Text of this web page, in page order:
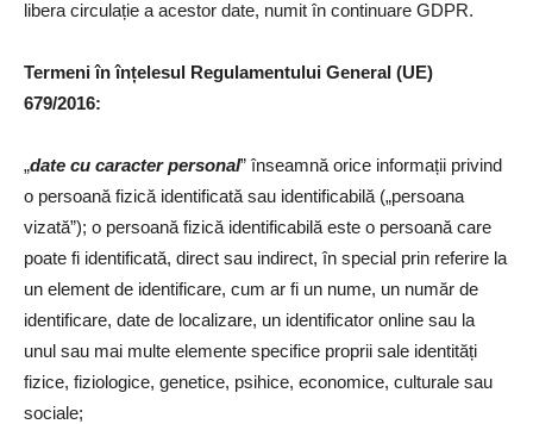
libera circulație a acestor date, numit în continuare GDPR.
Termeni în înțelesul Regulamentului General (UE)
679/2016:
„date cu caracter personal” înseamnă orice informații privind
o persoană fizică identificată sau identificabilă („persoana
vizată”); o persoană fizică identificabilă este o persoană care
poate fi identificată, direct sau indirect, în special prin referire la
un element de identificare, cum ar fi un nume, un număr de
identificare, date de localizare, un identificator online sau la
unul sau mai multe elemente specifice proprii sale identități
fizice, fiziologice, genetice, psihice, economice, culturale sau
sociale;